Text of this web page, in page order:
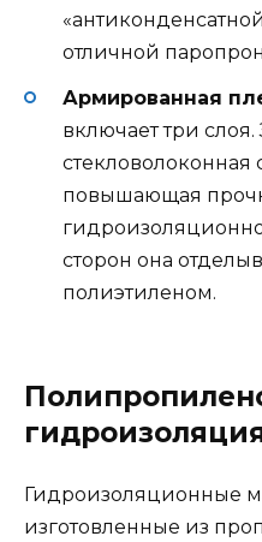
отличной
Армированная
включает три
стекловолоконная
повышающая
сторон она
полиэтиленом.
Гидроизоляционные
изготовленные из